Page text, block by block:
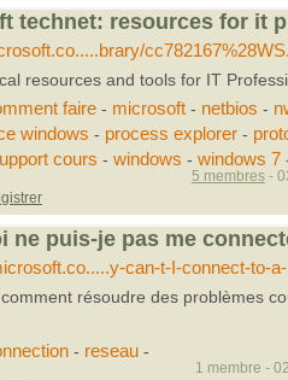
technet: resources for it
resources and tools for IT
faire- microsoft- netbios -
windows - process explorer-
cours - windows - windows 7
5 membres-
ne puis-je pas me
can-t-I-connect-to-
résoudre des problèmes
- reseau-
1 membre -